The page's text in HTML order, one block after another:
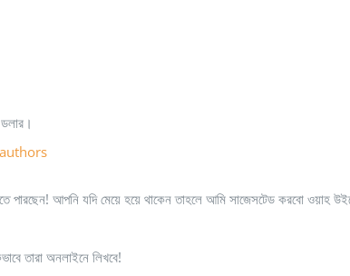
পারছেন! আপনি যদি মেয়ে হয়ে থাকেন তাহলে আমি সাজেসটেড করবো ওয়াহ
তারা অনলাইনে লিখবে!